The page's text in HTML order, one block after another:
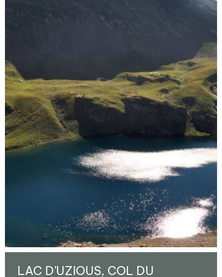
LAC D'UZIOUS, COL DU